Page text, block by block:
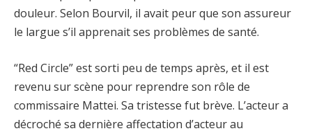
douleur. Selon Bourvil, il avait peur que son assureur
le largue s’il apprenait ses problèmes de santé.
“Red Circle” est sorti peu de temps après, et il est
revenu sur scène pour reprendre son rôle de
commissaire Mattei. Sa tristesse fut brève. L’acteur a
décroché sa dernière affectation d’acteur au